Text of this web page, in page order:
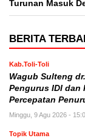
Turunan Masuk
BERITA
Kab.Toli-Toli
Wagub Sulteng
Pengurus IDI dan
Percepatan
Minggu, 9 Agu 2026 -
Topik Utama